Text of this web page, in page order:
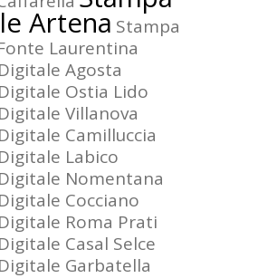
Artena Stampa
Laurentina
Agosta
Ostia Lido
Villanova
Camilluccia
Labico
Nomentana
Cocciano
Roma Prati
Casal Selce
Garbatella